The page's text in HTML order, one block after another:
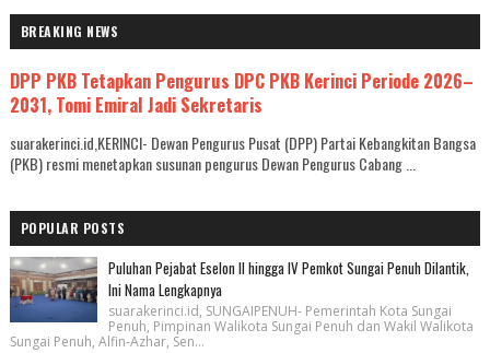
BREAKING NEWS
DPP PKB Tetapkan Pengurus DPC PKB Kerinci Periode 2026–
2031, Tomi Emiral Jadi Sekretaris
suarakerinci.id,KERINCI- Dewan Pengurus Pusat (DPP) Partai Kebangkitan Bangsa
(PKB) resmi menetapkan susunan pengurus Dewan Pengurus Cabang ...
POPULAR POSTS
Puluhan Pejabat Eselon II hingga IV Pemkot Sungai Penuh Dilantik,
Ini Nama Lengkapnya
suarakerinci.id, SUNGAIPENUH- Pemerintah Kota Sungai
Penuh, Pimpinan Walikota Sungai Penuh dan Wakil Walikota
Sungai Penuh, Alfin-Azhar, Sen...